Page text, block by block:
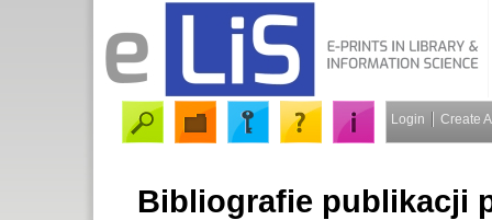
Login Create
Bibliografie publikacji